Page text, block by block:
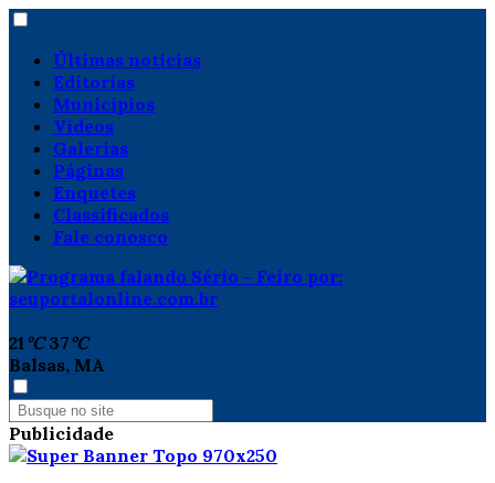
Últimas notícias
Editorias
Municípios
Vídeos
Galerias
Páginas
Enquetes
Classificados
Fale conosco
21°C 37°C
Balsas, MA
Publicidade